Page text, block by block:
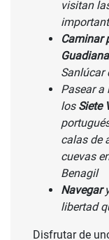
visitan
Caminar
Sanlúcar
Pasear a
los Siete
calas de
cuevas
Benagil
Navegar
libertad
Disfrutar de